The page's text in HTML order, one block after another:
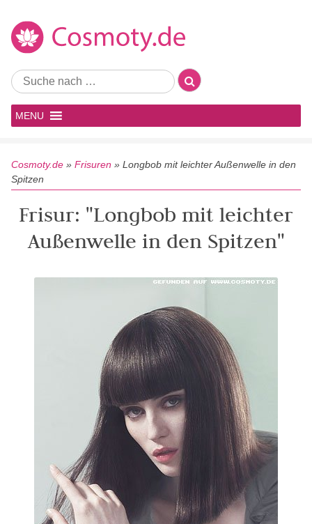
MENU
Cosmoty.de » Frisuren » Longbob mit leichter Außenwelle in den
Spitzen
Frisur: "Longbob mit leichter
Außenwelle in den Spitzen"